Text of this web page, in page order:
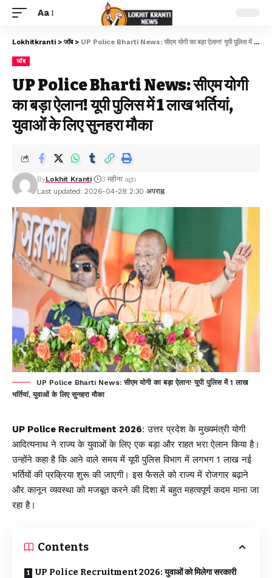
Aa
Lokhitkranti >जॉब> UP Police Bharti News: सीएम योगी का बड़ा ऐलान! यूपी पुलिस में 1 लाख भर्तियां, युवाओं के लिए सुनहरा मौका
जॉब
UP Police Bharti News: सीएम योगी
का बड़ा ऐलान! यूपी पुलिस में 1 लाख भर्तियां,
युवाओं के लिए सुनहरा मौका
Last updated: 2026-04-28 2:30 अपराह्न
ByLokhit Kranti 3 महीना ago
UP Police Bharti News: सीएम योगी का बड़ा ऐलान! यूपी पुलिस में 1 लाख
भर्तियां, युवाओं के लिए सुनहरा मौका
UP Police Recruitment 2026: उत्तर प्रदेश केमुख्यमंत्री योगी
आदित्यनाथ ने राज्य के युवाओं के लिए एक बड़ा और राहत भरा ऐलान किया है।
उन्होंने कहा है कि आने वाले समय में यूपी पुलिस विभाग में लगभग 1 लाख नई
भर्तियों की प्रक्रिया शुरू की जाएगी। इस फैसले को राज्य में रोजगार बढ़ाने
और कानून व्यवस्था को मजबूत करने की दिशा में बहुत महत्वपूर्ण कदम माना जा
रहा है।
Contents
UP Police Recruitment 2026: युवाओं को मिलेगा सरकारी